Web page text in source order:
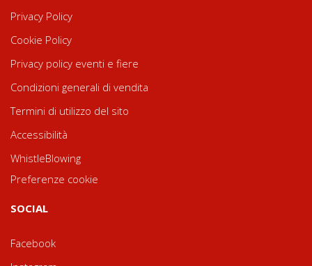
Privacy Policy
Cookie Policy
Privacy policy eventi e fiere
Condizioni generali di vendita
Termini di utilizzo del sito
Accessibilità
WhistleBlowing
Preferenze cookie
SOCIAL
Facebook